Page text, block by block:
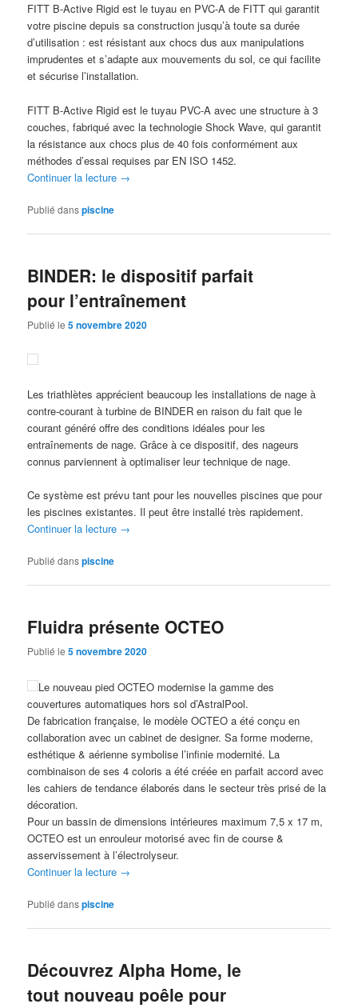
FITT B-Active Rigid est le tuyau en PVC-A de FITT qui garantit
votre piscine depuis sa construction jusqu’à toute sa durée
d’utilisation : est résistant aux chocs dus aux manipulations
imprudentes et s’adapte aux mouvements du sol, ce qui facilite
et sécurise l’installation.
FITT B-Active Rigid est le tuyau PVC-A avec une structure à 3
couches, fabriqué avec la technologie Shock Wave, qui garantit
la résistance aux chocs plus de 40 fois conformément aux
méthodes d’essai requises par EN ISO 1452.
Continuer la lecture →
Publié danspiscine
BINDER: le dispositif parfait
pour l’entraînement
Publié le5 novembre 2020
Les triathlètes apprécient beaucoup les installations de nage à
contre-courant à turbine de BINDER en raison du fait que le
courant généré offre des conditions idéales pour les
entraînements de nage. Grâce à ce dispositif, des nageurs
connus parviennent à optimaliser leur technique de nage.
Ce système est prévu tant pour les nouvelles piscines que pour
les piscines existantes. Il peut être installé très rapidement.
Continuer la lecture →
Publié danspiscine
Fluidra présente OCTEO
Publié le5 novembre 2020
Le nouveau pied OCTEO modernise la gamme des
couvertures automatiques hors sol d’AstralPool.
De fabrication française, le modèle OCTEO a été conçu en
collaboration avec un cabinet de designer. Sa forme moderne,
esthétique & aérienne symbolise l’infinie modernité. La
combinaison de ses 4 coloris a été créée en parfait accord avec
les cahiers de tendance élaborés dans le secteur très prisé de la
décoration.
Pour un bassin de dimensions intérieures maximum 7,5 x 17 m,
OCTEO est un enrouleur motorisé avec fin de course &
asservissement à l’électrolyseur.
Continuer la lecture →
Publié danspiscine
Découvrez Alpha Home, le
tout nouveau poêle pour